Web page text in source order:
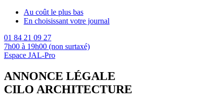
Au coût le plus bas
En choisissant votre journal
01 84 21 09 27
7h00 à 19h00 (non surtaxé)
Espace JAL-Pro
ANNONCE LÉGALE
CILO ARCHITECTURE